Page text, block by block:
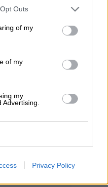
Outs
of my
of my
my
Privacy Policy